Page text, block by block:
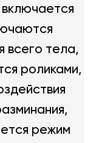
всего тела,
роликами,
режим